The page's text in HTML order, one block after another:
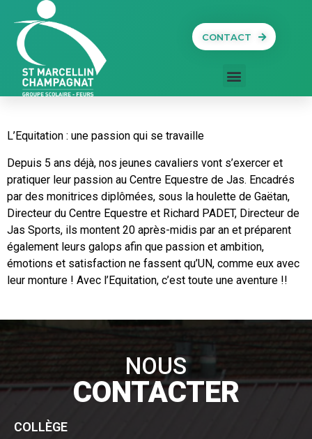
CONTACT
L’Equitation : une passion qui se travaille
Depuis 5 ans déjà, nos jeunes cavaliers vont s’exercer et
pratiquer leur passion au Centre Equestre de Jas. Encadrés
par des monitrices diplômées, sous la houlette de Gaëtan,
Directeur du Centre Equestre et Richard PADET, Directeur de
Jas Sports, ils montent 20 après-midis par an et préparent
également leurs galops afin que passion et ambition,
émotions et satisfaction ne fassent qu’UN, comme eux avec
leur monture ! Avec l’Equitation, c’est toute une aventure !!
NOUS
CONTACTER
COLLÈGE